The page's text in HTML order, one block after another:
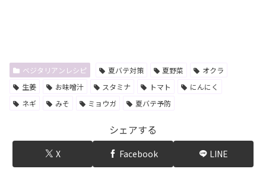
ベジタリアンレシピ 夏バテ対策 夏野菜
オクラ
生姜
お味噌汁 スタミナ トマト
にんにく
ネギ
みそ ミョウガ 夏バテ予防
シェアする
X Facebook LINE